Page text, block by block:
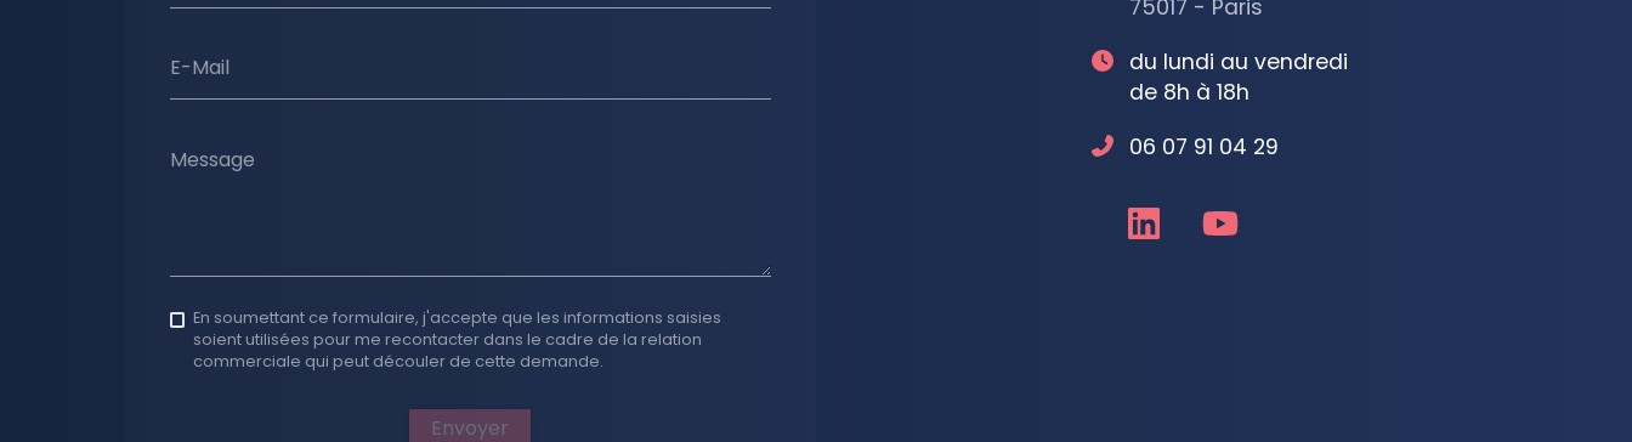
E-Mail
Message
En soumettant ce formulaire, j'accepte que les informations saisies
soient utilisées pour me recontacter dans le cadre de la relation
commerciale qui peut découler de cette demande.
Envoyer
75017 - Paris
du lundi au vendredi
de 8h à 18h
06 07 91 04 29